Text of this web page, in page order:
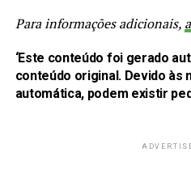
Para informações adicionais,
‘Este conteúdo foi gerado
conteúdo original. Devido às
automática, podem existir